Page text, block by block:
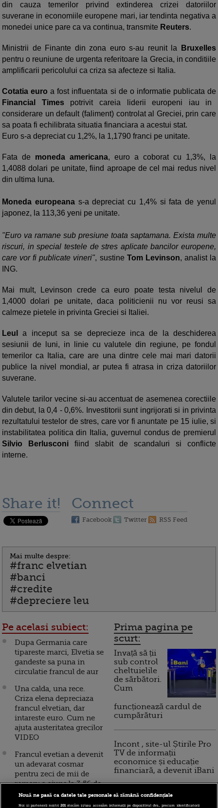
din cauza temerilor privind extinderea crizei datoriilor
suverane in economiile europene mari, iar tendinta negativa a
monedei unice pare ca va continua, transmite Reuters.
Ministrii de Finante din zona euro s-au reunit la
Bruxelles
pentru o reuniune de urgenta referitoare la Grecia, in conditiile
amplificarii pericolului ca criza sa afecteze si Italia.
Cotatia euroa fost influentata si de o informatie publicata de
Financial Timespotrivit careia liderii europeni iau in
considerare un default (faliment) controlat al Greciei, prin care
sa poata fi echilibrata situatia financiara a acestui stat.
Euro s-a depreciat cu 1,2%, la 1,1790 franci pe unitate.
Fata de moneda americana, euro a coborat cu 1,3%, la
1,4088 dolari pe unitate, fiind aproape de cel mai redus nivel
din ultima luna.
Moneda europeanas-a depreciat cu 1,4% si fata de yenul
japonez, la 113,36 yeni pe unitate.
"Euro va ramane sub presiune toata saptamana. Exista multe
riscuri, in special testele de stres aplicate bancilor europene,
care vor fi publicate vineri", sustine Tom Levinson, analist la
ING.
Mai mult, Levinson crede ca euro poate testa nivelul de
1,4000 dolari pe unitate, daca politicienii nu vor reusi sa
calmeze pietele in privinta Greciei si Italiei.
Leula inceput sa se deprecieze inca de la deschiderea
sesiunii de luni, in linie cu valutele din regiune, pe fondul
temerilor ca Italia, care are una dintre cele mai mari datorii
publice la nivel mondial, ar putea fi atrasa in criza datoriilor
suverane.
Valutele tarilor vecine si-au accentuat de asemenea corectiile
din debut, la 0,4 - 0,6%. Investitorii sunt ingrijorati si in privinta
rezultatului testelor de stres, care vor fi anuntate pe 15 iulie, si
instabilitatea politica din Italia, guvernul condus de premierul
Silvio Berlusconi fiind slabit de scandaluri si conflicte
interne.
Share it! Connect
Facebook Twitter RSS Feed
Mai multe despre:
#franc elvetian
#banci
#credite
#depreciere leu
Pe acelasi subiect:
Dupa Germania care
tipareste marci, Elvetia se
gandeste sa puna in
circulatie francul de aur
Una calda, una rece.
Criza elena depreciaza
francul elvetian, dar
intareste euro. Cum ne
ajuta austeritatea grecilor
VIDEO
Francul evetian a devenit
un adevarat cosmar
pentru zeci de mii de
roman: a ajuns la 3,56 de
lei
Prima pagina pe
scurt:
Invață să ții
sub control
cheltuielile
de sărbători.
Cum
funcționează cardul de
cumpărături
Incont , site-ul Știrile Pro
TV de informații
economice și educație
financiară, a devenit iBani
10 reguli pentru decizii
Nouă ne pasă ca datele tale personale să rămână confidențiale
Noi și partenerii noștri201stocăm și/sau accesăm informații pe dispozitivul dvs., precum identificatorii